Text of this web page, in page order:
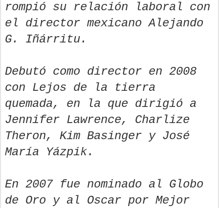
rompió su relación laboral con
el director mexicano Alejando
G. Iñárritu.
Debutó como director en 2008
con Lejos de la tierra
quemada, en la que dirigió a
Jennifer Lawrence, Charlize
Theron, Kim Basinger y José
María Yázpik.
En 2007 fue nominado al Globo
de Oro y al Oscar por Mejor